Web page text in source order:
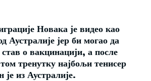
Новака је видео као
Аустралије јер би могао да
о вакцинацији, а после
тренутку најбољи тенисер
је из Аустралије.